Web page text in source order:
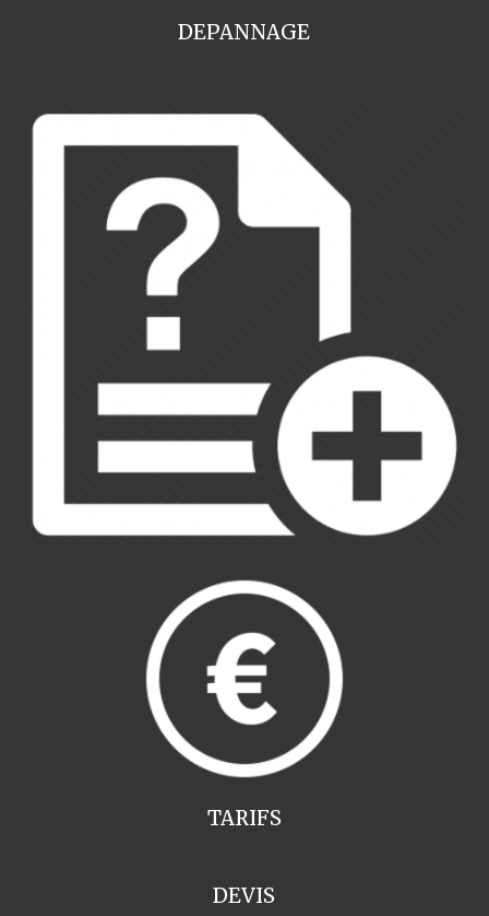
DEPANNAGE
TARIFS
DEVIS